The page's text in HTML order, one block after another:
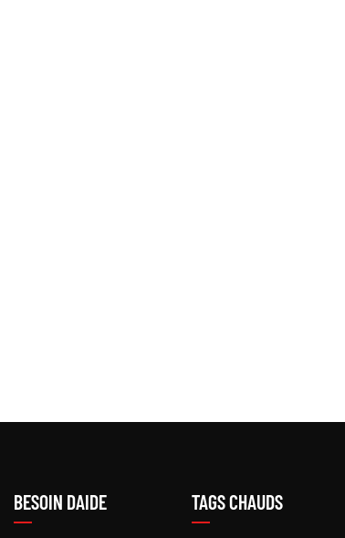
BESOIN DAIDE TAGS CHAUDS